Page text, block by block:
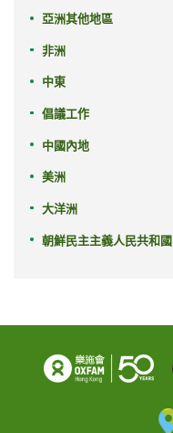
亞洲其他地區
非洲
中東
倡議工作
中國內地
美洲
大洋洲
朝鮮民主主義人民共和國